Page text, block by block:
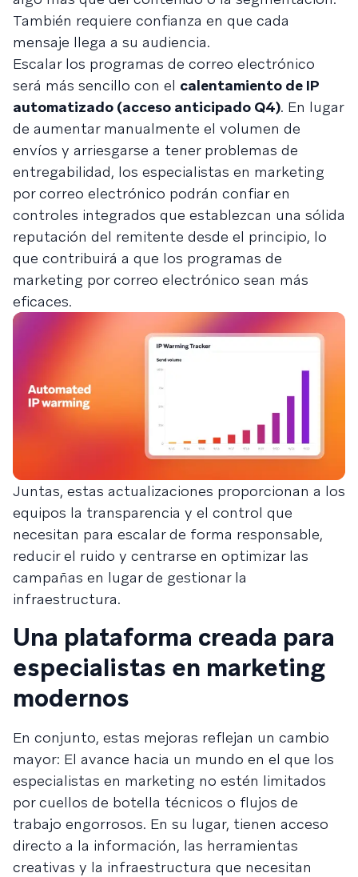
También requiere confianza en que cada
mensaje llega a su audiencia.
Escalar los programas de correo electrónico
será más sencillo con el calentamiento de IP
automatizado (acceso anticipado Q4). En lugar
de aumentar manualmente el volumen de
envíos y arriesgarse a tener problemas de
entregabilidad, los especialistas en marketing
por correo electrónico podrán confiar en
controles integrados que establezcan una sólida
reputación del remitente desde el principio, lo
que contribuirá a que los programas de
marketing por correo electrónico sean más
eficaces.
Juntas, estas actualizaciones proporcionan a los
equipos la transparencia y el control que
necesitan para escalar de forma responsable,
reducir el ruido y centrarse en optimizar las
campañas en lugar de gestionar la
infraestructura.
Una plataforma creada para
especialistas en marketing
modernos
En conjunto, estas mejoras reflejan un cambio
mayor: El avance hacia un mundo en el que los
especialistas en marketing no estén limitados
por cuellos de botella técnicos o flujos de
trabajo engorrosos. En su lugar, tienen acceso
directo a la información, las herramientas
creativas y la infraestructura que necesitan